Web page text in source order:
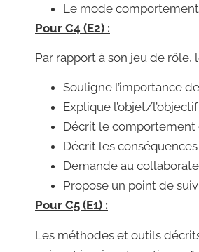
Le mode
Pour C4 (E2) :
Par rapport à son jeu de rôle,
Souligne l’importance
Explique l’objet/
Décrit le comportement
Décrit les
Demande au
Propose un point de
Pour C5 (E1) :
Les méthodes et outils